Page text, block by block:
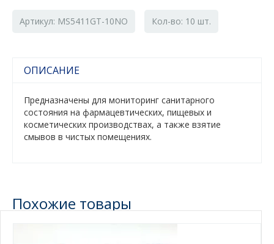
Артикул: MS5411GT-10NO Кол-во: 10 шт.
ОПИСАНИЕ
Предназначены для мониторинг санитарного
состояния на фармацевтических, пищевых и
косметических производствах, а также взятие
смывов в чистых помещениях.
Похожие товары